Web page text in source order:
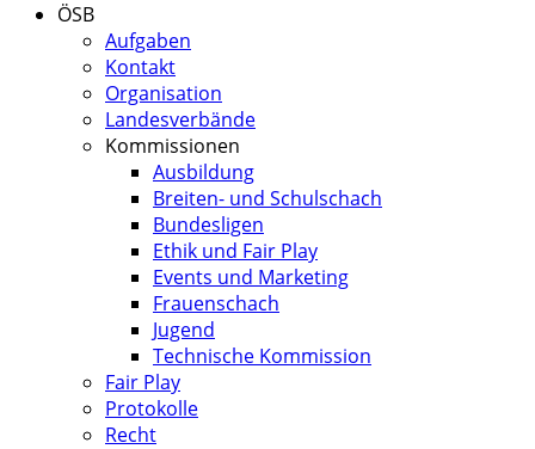
ÖSB
Aufgaben
Kontakt
Organisation
Landesverbände
Kommissionen
Ausbildung
Breiten- und Schulschach
Bundesligen
Ethik und Fair Play
Events und Marketing
Frauenschach
Jugend
Technische Kommission
Fair Play
Protokolle
Recht